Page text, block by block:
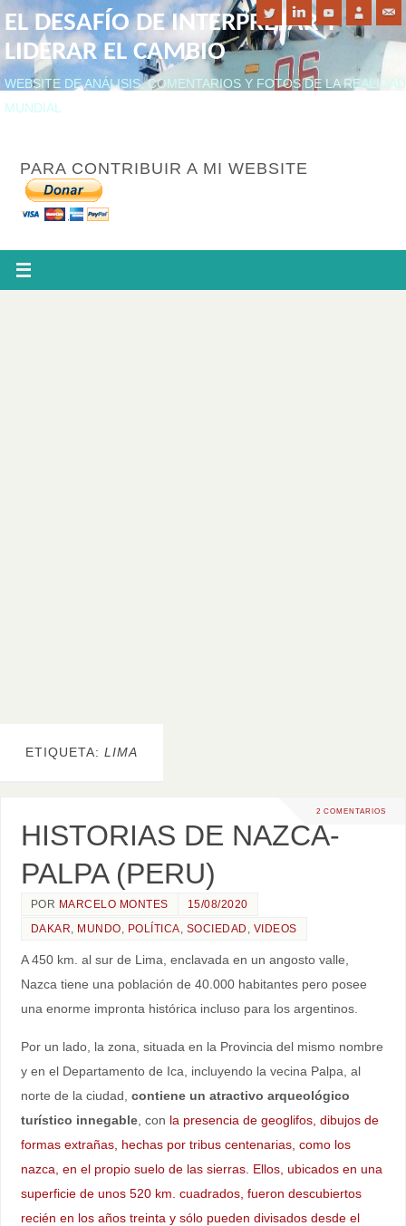
EL DESAFÍO DE INTERPRETAR Y
LIDERAR EL CAMBIO
WEBSITE DE ANÁLISIS, COMENTARIOS Y FOTOS DE LA REALIDAD
MUNDIAL
PARA CONTRIBUIR A MI WEBSITE
ETIQUETA: LIMA
2 COMENTARIOS
HISTORIAS DE NAZCA-
PALPA (PERU)
POR MARCELO MONTES
15/08/2020
DAKAR, MUNDO, POLÍTICA, SOCIEDAD , VIDEOS
A 450 km. al sur de Lima, enclavada en un angosto valle,
Nazca tiene una población de 40.000 habitantes pero posee
una enorme impronta histórica incluso para los argentinos.
Por un lado, la zona, situada en la Provincia del mismo nombre
y en el Departamento de Ica, incluyendo la vecina Palpa, al
norte de la ciudad, contiene un atractivo arqueológico
turístico innegable, con la presencia de geoglifos, dibujos de
formas extrañas, hechas por tribus centenarias, como los
nazca, en el propio suelo de las sierras. Ellos, ubicados en una
superficie de unos 520 km. cuadrados, fueron descubiertos
recién en los años treinta y sólo pueden divisados desde el